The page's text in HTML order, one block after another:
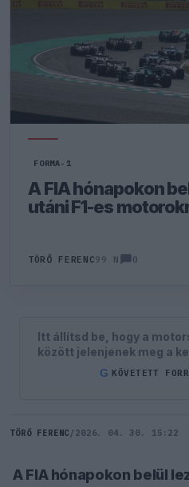
FORMA-1
A FIA hónapokon
utáni F1-es
TÖRŐ FERENC99 N 0
Itt állítsd be, hogy a
között jelenjenek meg a
G KÖVETETT
TÖRŐ FERENC / 2026. 04. 30. 15:22
A FIA hónapokon belül